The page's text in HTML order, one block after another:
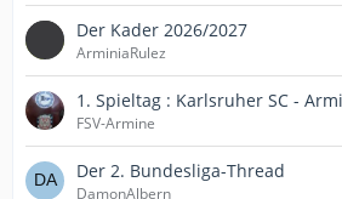
Der Kader 2026/2027
ArminiaRulez
1. Spieltag : Karlsruher SC -
FSV-Armine
Der 2. Bundesliga-Thread
DamonAlbern